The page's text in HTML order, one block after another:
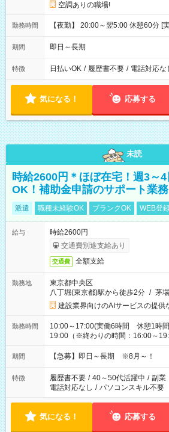
空調ありの職場!
勤務時間 【夜勤】 20:00～翌5:00 休憩60分 [
期間 即日～長期
特徴 日払いOK / 履歴書不要 / 電話対応な
気になる！ 応募する
未読
時給2600円＊ほぼ在宅！週3～
OK！補助金申請のサポート業務
派遣 職種未経験OK ブランクOK WEB登
給与
時給2600円
交通費別途支給あり
交通費 全額支給
勤務地
東京都中央区
八丁堀(東京都)駅から徒歩2分 / 茅
建設業界向けのAIサービスの提供
勤務時間
10:00～17:00(実働6時間 休憩1時
19:00（※終わりの時間：16:00～
期間 【急募】即日～長期 ※8月～！
特徴 履歴書不要 / 40～50代活躍中 / 副業
電話対応なし / パソコンスキル不要
気になる！ 応募する